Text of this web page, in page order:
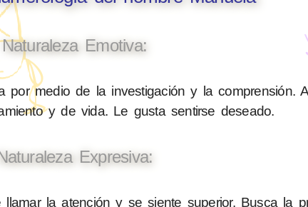
Naturaleza Emotiva:
por medio de la investigación y la comprensión.
y de vida. Le gusta sentirse deseado.
Expresiva:
la atención y se siente superior. Busca la